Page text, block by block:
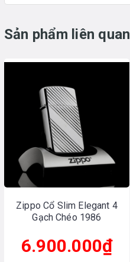
Sản phẩm liên quan
Zippo Cổ Slim Elegant 4
Gạch Chéo 1986
6.900.000₫